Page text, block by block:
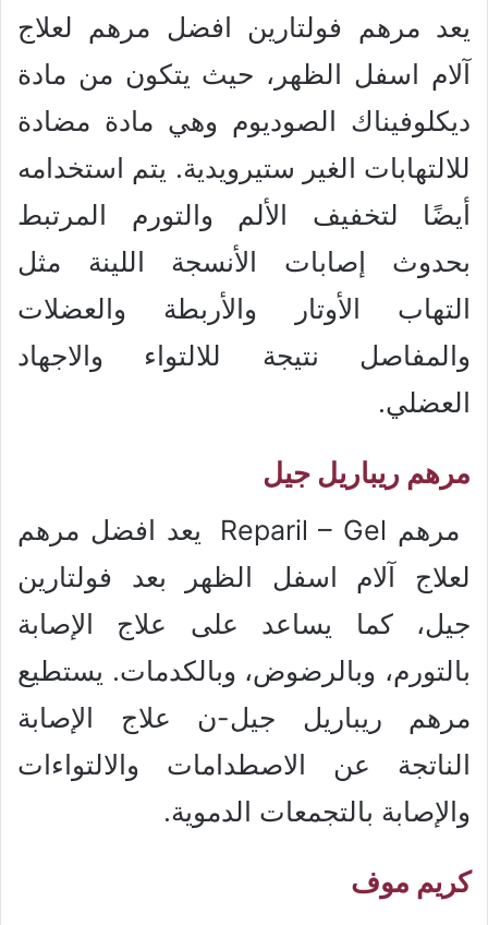
يعد مرهم فولتارين افضل مرهم لعلاج
آلام اسفل الظهر، حيث يتكون من مادة
ديكلوفيناك الصوديوم وهي مادة مضادة
للالتهابات الغير ستيرويدية. يتم استخدامه
أيضًا لتخفيف الألم والتورم المرتبط
بحدوث إصابات الأنسجة اللينة مثل
التهاب الأوتار والأربطة والعضلات
والمفاصل نتيجة للالتواء والاجهاد
العضلي.
مرهم ريباريل جيل
مرهم Reparil – Gel يعد افضل مرهم
لعلاج آلام اسفل الظهر بعد فولتارين
جيل، كما يساعد على علاج الإصابة
بالتورم، وبالرضوض، وبالكدمات. يستطيع
مرهم ريباريل جيل-ن علاج الإصابة
الناتجة عن الاصطدامات والالتواءات
والإصابة بالتجمعات الدموية.
كريم موف